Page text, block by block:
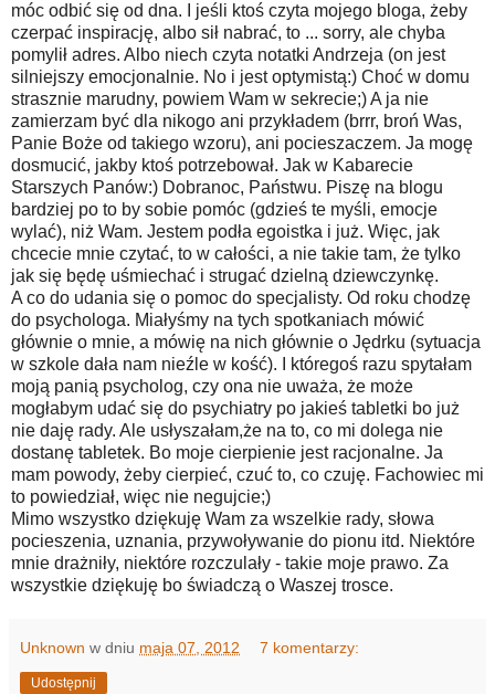
móc odbić się od dna. I jeśli ktoś czyta mojego bloga, żeby
czerpać inspirację, albo sił nabrać, to ... sorry, ale chyba
pomylił adres. Albo niech czyta notatki Andrzeja (on jest
silniejszy emocjonalnie. No i jest optymistą:) Choć w domu
strasznie marudny, powiem Wam w sekrecie;) A ja nie
zamierzam być dla nikogo ani przykładem (brrr, broń Was,
Panie Boże od takiego wzoru), ani pocieszaczem. Ja mogę
dosmucić, jakby ktoś potrzebował. Jak w Kabarecie
Starszych Panów:) Dobranoc, Państwu. Piszę na blogu
bardziej po to by sobie pomóc (gdzieś te myśli, emocje
wylać), niż Wam. Jestem podła egoistka i już. Więc, jak
chcecie mnie czytać, to w całości, a nie takie tam, że tylko
jak się będę uśmiechać i strugać dzielną dziewczynkę.
A co do udania się o pomoc do specjalisty. Od roku chodzę
do psychologa. Miałyśmy na tych spotkaniach mówić
głównie o mnie, a mówię na nich głównie o Jędrku (sytuacja
w szkole dała nam nieźle w kość). I któregoś razu spytałam
moją panią psycholog, czy ona nie uważa, że może
mogłabym udać się do psychiatry po jakieś tabletki bo już
nie daję rady. Ale usłyszałam,że na to, co mi dolega nie
dostanę tabletek. Bo moje cierpienie jest racjonalne. Ja
mam powody, żeby cierpieć, czuć to, co czuję. Fachowiec mi
to powiedział, więc nie negujcie;)
Mimo wszystko dziękuję Wam za wszelkie rady, słowa
pocieszenia, uznania, przywoływanie do pionu itd. Niektóre
mnie drażniły, niektóre rozczulały - takie moje prawo. Za
wszystkie dziękuję bo świadczą o Waszej trosce.
Unknown w dniu maja 07, 2012 7 komentarzy:
Udostępnij